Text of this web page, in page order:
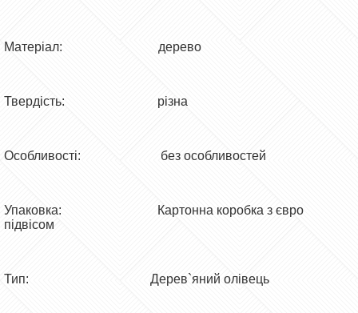
Матеріал: дерево
Твердість: різна
Особливості: без особливостей
Упаковка: Картонна коробка з євро
підвісом
Тип: Дерев`яний олівець